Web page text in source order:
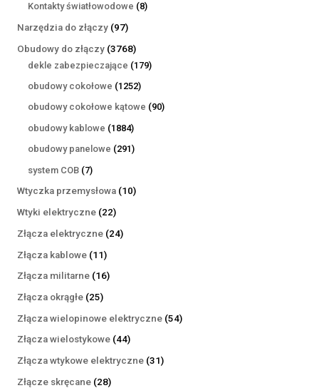
Kontakty światłowodowe 88
Narzędzia do złączy 9797
produktów
Obudowy do złączy 37683768
produktów
dekle zabezpieczające 179179
obudowy cokołowe 12521252
produkty
obudowy cokołowe kątowe 9090
obudowy kablowe 18841884
produkty
obudowy panelowe 291291
system COB 77
produktów
Wtyczka przemysłowa 1010
Wtyki elektryczne 2222
produkty
Złącza elektryczne 2424
Złącza kablowe 1111
produktów
Złącza militarne 1616
Złącza okrągłe 2525
produktów
Złącza wielopinowe elektryczne 5454
Złącza wielostykowe 4444
produkty
Złącza wtykowe elektryczne 3131
Złącze skręcane 2828